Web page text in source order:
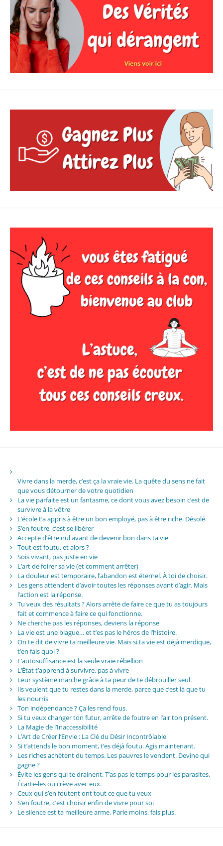
Vivre dans la merde, c’est ça la vraie vie. La quête du sens ne fait
que vous détourner de votre quotidien
La vie parfaite est un fantasme, ce dont vous avez besoin c’est de
survivre à la vôtre
L’école t’a appris à être un bon employé, pas à être riche. Désolé.
S’en foutre, c’est se libérer
Accepte d’être nul avant de devenir bon dans ta vie
Tout est foutu, et alors ?
Sois vivant, pas juste en vie
L’art de foirer sa vie (et comment arrêter)
La douleur est temporaire, l’abandon est éternel. À toi de choisir.
Les gens attendent d’avoir toutes les réponses avant d’agir. Mais
l’action est la réponse.
Tu veux des résultats ? Alors arrête de faire ce que tu as toujours
fait et commence à faire ce qui fonctionne.
Ne cherche pas les réponses, deviens la réponse
La vie est une blague… et t’es pas le héros de l’histoire.
On te dit de vivre ta meilleure vie. Mais si ta vie est déjà merdique,
t’en fais quoi ?
L’autosuffisance est la seule vraie rébellion
L’État t’apprend à survivre, pas à vivre
Leur système marche grâce à ta peur de te débrouiller seul.
Ils veulent que tu restes dans la merde, parce que c’est là que tu
les nourris
Ton indépendance ? Ça les rend fous.
Si tu veux changer ton futur, arrête de foutre en l’air ton présent.
La Magie de l’Inaccessibilité
L’Art de Créer l’Envie : La Clé du Désir Incontrôlable
Si t’attends le bon moment, t’es déjà foutu. Agis maintenant.
Les riches achètent du temps. Les pauvres le vendent. Devine qui
gagne ?
Évite les gens qui te drainent. T’as pas le temps pour les parasites.
Écarte-les ou crève avec eux.
Ceux qui s’en foutent ont tout ce que tu veux
S’en foutre, c’est choisir enfin de vivre pour soi
Le silence est ta meilleure arme. Parle moins, fais plus.